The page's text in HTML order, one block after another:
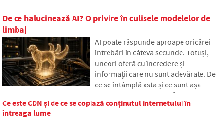
De ce halucinează AI? O privire în culisele modelelor de
limbaj
AI poate răspunde aproape oricărei
întrebări în câteva secunde. Totuși,
uneori oferă cu încredere și
informații care nu sunt adevărate. De
ce se întâmplă asta și ce sunt așa-
numitele halucinații AI? În articol
vom explica cum funcționează marile
Ce este CDN și de ce se copiază conținutul internetului în
întreaga lume